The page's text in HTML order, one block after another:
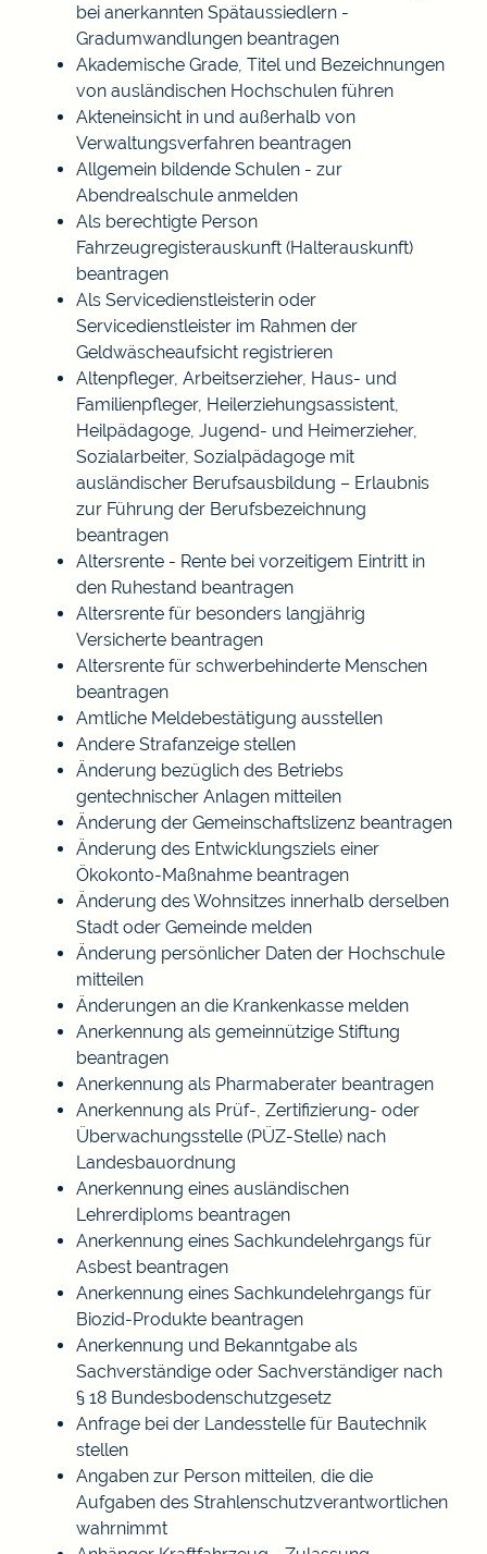
bei anerkannten Spätaussiedlern -
Gradumwandlungen beantragen
Akademische Grade, Titel und Bezeichnungen
von ausländischen Hochschulen führen
Akteneinsicht in und außerhalb von
Verwaltungsverfahren beantragen
Allgemein bildende Schulen - zur
Abendrealschule anmelden
Als berechtigte Person
Fahrzeugregisterauskunft (Halterauskunft)
beantragen
Als Servicedienstleisterin oder
Servicedienstleister im Rahmen der
Geldwäscheaufsicht registrieren
Altenpfleger, Arbeitserzieher, Haus- und
Familienpfleger, Heilerziehungsassistent,
Heilpädagoge, Jugend- und Heimerzieher,
Sozialarbeiter, Sozialpädagoge mit
ausländischer Berufsausbildung – Erlaubnis
zur Führung der Berufsbezeichnung
beantragen
Altersrente - Rente bei vorzeitigem Eintritt in
den Ruhestand beantragen
Altersrente für besonders langjährig
Versicherte beantragen
Altersrente für schwerbehinderte Menschen
beantragen
Amtliche Meldebestätigung ausstellen
Andere Strafanzeige stellen
Änderung bezüglich des Betriebs
gentechnischer Anlagen mitteilen
Änderung der Gemeinschaftslizenz beantragen
Änderung des Entwicklungsziels einer
Ökokonto-Maßnahme beantragen
Änderung des Wohnsitzes innerhalb derselben
Stadt oder Gemeinde melden
Änderung persönlicher Daten der Hochschule
mitteilen
Änderungen an die Krankenkasse melden
Anerkennung als gemeinnützige Stiftung
beantragen
Anerkennung als Pharmaberater beantragen
Anerkennung als Prüf-, Zertifizierung- oder
Überwachungsstelle (PÜZ-Stelle) nach
Landesbauordnung
Anerkennung eines ausländischen
Lehrerdiploms beantragen
Anerkennung eines Sachkundelehrgangs für
Asbest beantragen
Anerkennung eines Sachkundelehrgangs für
Biozid-Produkte beantragen
Anerkennung und Bekanntgabe als
Sachverständige oder Sachverständiger nach
§ 18 Bundesbodenschutzgesetz
Anfrage bei der Landesstelle für Bautechnik
stellen
Angaben zur Person mitteilen, die die
Aufgaben des Strahlenschutzverantwortlichen
wahrnimmt